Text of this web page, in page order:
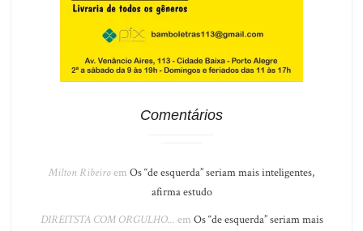
Comentários
Milton Ribeiroem Os “de esquerda” seriam mais inteligentes,
afirma estudo
DIREITSTA COM ORGULHO... em Os “de esquerda” seriam mais